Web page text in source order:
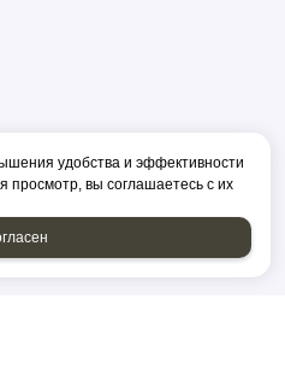
удобства и эффективности
просмотр, вы соглашаетесь с их